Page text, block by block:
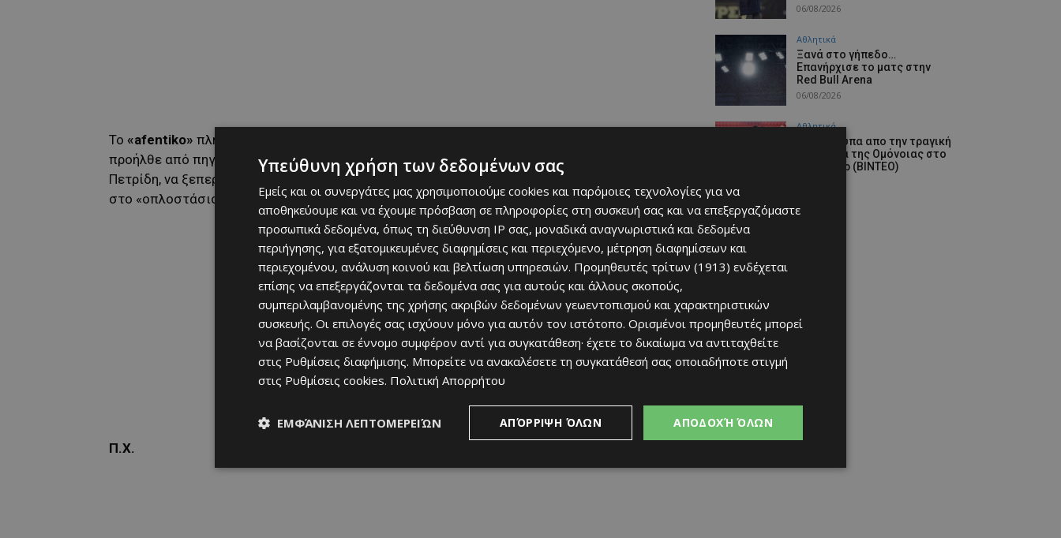
Το «afentiko» πληροφορείται εξ άλλου, ότι η εξεύρεση χρημάτων για «σπάσιμο» των εμπάργκο,
προήλθε από πηγές εντός των τειχών. Δυο επιχειρηματίες έχουν βοηθήσει τη διοίκηση
Πετρίδη, να ξεπεράσει τον σκόπελο, ούτως ώστε να μπορέσει να φέρει καινούργιους παίχτες
στο «οπλοστάσιο» επιλογών του Γκαρσία.
Π.Χ.
06/08/2026
Αθλητικά
Ξανά στο γήπεδο…
Επανήρχισε το ματς στην
Red Bull Arena
06/08/2026
Αθλητικά
Στιγμιότυπα απο την τραγική
παρουσία της Ομόνοιας στο
Γιβραλτάρ (ΒΙΝΤΕΟ)
Υπεύθυνη χρήση των δεδομένων σας
Εμείς και οι συνεργάτες μας χρησιμοποιούμε cookies και παρόμοιες τεχνολογίες για να
αποθηκεύουμε και να έχουμε πρόσβαση σε πληροφορίες στη συσκευή σας και να επεξεργαζόμαστε
προσωπικά δεδομένα, όπως τη διεύθυνση IP σας, μοναδικά αναγνωριστικά και δεδομένα
περιήγησης, για εξατομικευμένες διαφημίσεις και περιεχόμενο, μέτρηση διαφημίσεων και
περιεχομένου, ανάλυση κοινού και βελτίωση υπηρεσιών. Προμηθευτές τρίτων (1913) ενδέχεται
επίσης να επεξεργάζονται τα δεδομένα σας για αυτούς και άλλους σκοπούς,
συμπεριλαμβανομένης της χρήσης ακριβών δεδομένων γεωεντοπισμού και χαρακτηριστικών
συσκευής. Οι επιλογές σας ισχύουν μόνο για αυτόν τον ιστότοπο. Ορισμένοι προμηθευτές μπορεί
να βασίζονται σε έννομο συμφέρον αντί για συγκατάθεση· έχετε το δικαίωμα να αντιταχθείτε
στις Ρυθμίσεις διαφήμισης. Μπορείτε να ανακαλέσετε τη συγκατάθεσή σας οποιαδήποτε στιγμή
στις Ρυθμίσεις cookies. Πολιτική Απορρήτου
ΑΠΟΔΟΧΉ ΌΛΩΝ
ΑΠΌΡΡΙΨΗ ΌΛΩΝ
ΕΜΦΆΝΙΣΗ ΛΕΠΤΟΜΕΡΕΙΏΝ